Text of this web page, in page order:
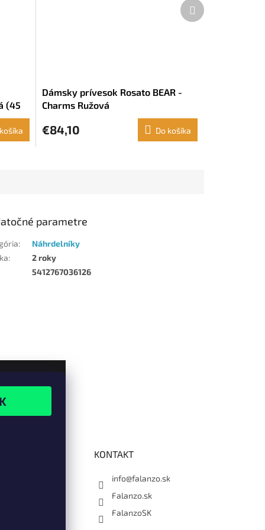
(45
Dámsky prívesok Rosato BEAR -
Charms Ružová
€84,10 Do košíka
Ďalší
produkt
parametre
:
Náhrdelníky
:
2 roky
5412767036126
KONTAKT
info@falanzo.sk
Falanzo.sk
FalanzoSK